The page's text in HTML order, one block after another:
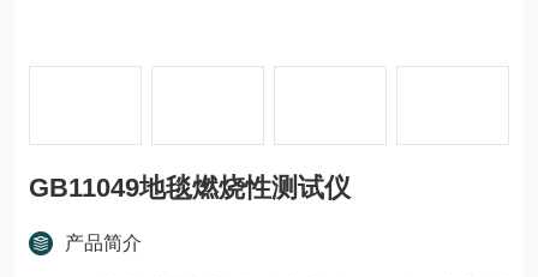
GB11049地毯燃烧性测试仪
产品简介